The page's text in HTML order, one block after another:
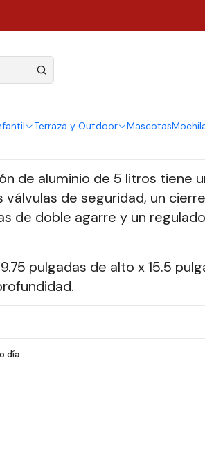
Terraza y Outdoor Mascotas
5 Litros
Agregar al Carro
de aluminio de 5 litros tiene
válvulas de seguridad, un
de doble agarre y un
pulgadas de alto x 15.5
día